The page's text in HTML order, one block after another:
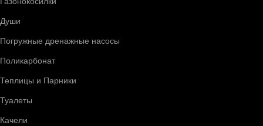
Души
Погружные дренажные насосы
Поликарбонат
Теплицы и Парники
Туалеты
Качели